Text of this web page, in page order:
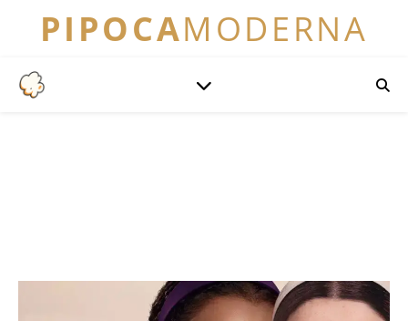
PIPOCAMODERNA